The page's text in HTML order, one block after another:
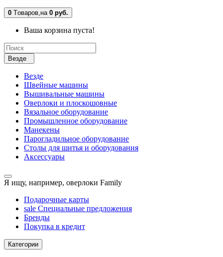
0 Tоваров,на 0 руб.
Ваша корзина пуста!
Везде
Везде
Швейные машины
Вышивальные машины
Оверлоки и плоскошовные
Вязальное оборудование
Промышленное оборудование
Манекены
Парогладильное оборудование
Столы для шитья и оборудования
Аксессуары
Я ищу, например, оверлоки Family
Подарочные карты
sale Специальные предложения
Бренды
Покупка в кредит
Категории